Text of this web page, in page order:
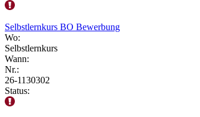
Selbstlernkurs BO Bewerbung
Wo:
Selbstlernkurs
Wann:
Nr.:
26-1130302
Status: